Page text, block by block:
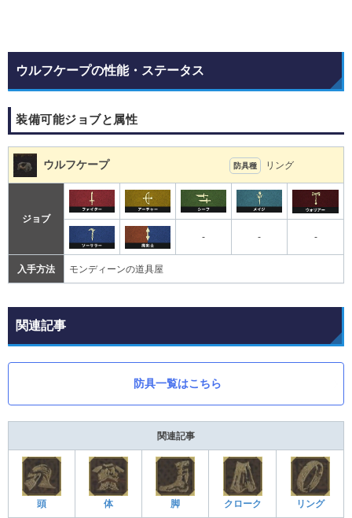
ウルフケープの性能・ステータス
装備可能ジョブと属性
ウルフケープ 防具種 リング
ジョブ
-
- -
入手方法 モンディーンの道具屋
関連記事
防具一覧はこちら
関連記事
頭 体 脚 クローク リング